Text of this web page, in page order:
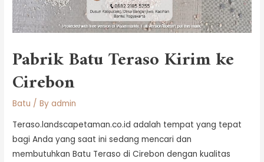
Pabrik Batu Teraso Kirim ke
Cirebon
Batu / Byadmin
Teraso.landscapetaman.co.id adalah tempat yang tepat
bagi Anda yang saat ini sedang mencari dan
membutuhkan Batu Teraso di Cirebon dengan kualitas